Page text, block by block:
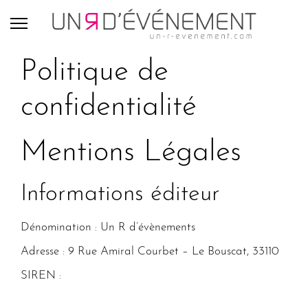
Politique de
confidentialité
Mentions Légales
Informations éditeur
Dénomination : Un R d’évènements
Adresse : 9 Rue Amiral Courbet – Le Bouscat, 33110
SIREN :